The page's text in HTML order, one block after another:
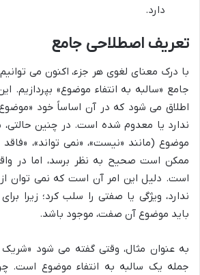
دارد.
تعریف اصطلاحی جامع
با درک معنای لغوی هر جزء، اکنون می
جامع «سالبه به انتفاء موضوع» بپردازیم.
اطلاق می شود که در آن اساساً خود
ندارد یا معدوم شده است. در چنین
موضوع (مانند «نیست»، «نمی تواند»،
ممکن است صحیح به نظر برسد، اما در
است. دلیل این امر آن است که نمی توان
ندارد، ویژگی یا صفتی را سلب کرد؛ زیرا
باید موضوع آن صفت، موجود باشد.
به عنوان مثال، وقتی گفته می شود
جمله یک سالبه به انتفاء موضوع است.